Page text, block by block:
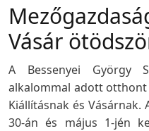
Vásár
A Bessenyei György
alkalommal adott otthont
Kiállításnak és Vásárnak.
30-án és május 1-jén